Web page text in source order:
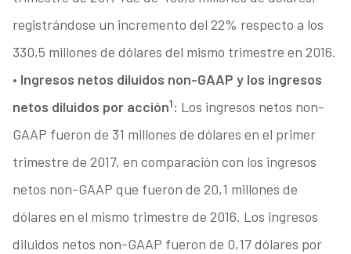
registrándose un incremento del 22% respecto a los
330,5 millones de dólares del mismo trimestre en 2016.
• Ingresos netos diluidos non-GAAP y los ingresos
netos diluidos por acción1: Los ingresos netos non-
GAAP fueron de 31 millones de dólares en el primer
trimestre de 2017, en comparación con los ingresos
netos non-GAAP que fueron de 20,1 millones de
dólares en el mismo trimestre de 2016. Los ingresos
diluidos netos non-GAAP fueron de 0,17 dólares por